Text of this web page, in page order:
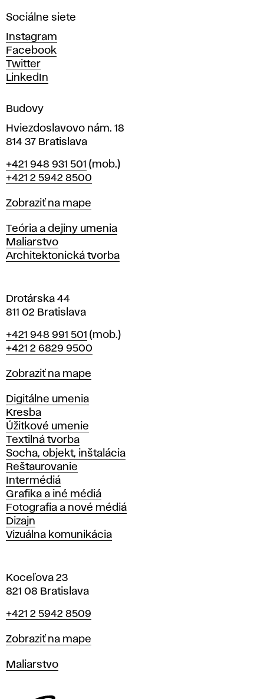
ý
c
h
u
m
e
í
v
r
a
i
l
a
v
Sociálne siete
Instagram
Facebook
Twitter
LinkedIn
Budovy
Hviezdoslavovo nám. 18
814 37 Bratislava
Telefón
+421 948 931 501 (mob.)
+421 2 5942 8500
Mapa
Zobraziť na mape
Katedry
Teória a dejiny umenia
Maliarstvo
Architektonická tvorba
Drotárska 44
811 02 Bratislava
Telefón
+421 948 991 501 (mob.)
+421 2 6829 9500
Mapa
Zobraziť na mape
Katedry
Digitálne umenia
Kresba
Úžitkové umenie
Textilná tvorba
Socha, objekt, inštalácia
Reštaurovanie
Intermédiá
Grafika a iné médiá
Fotografia a nové médiá
Dizajn
Vizuálna komunikácia
Koceľova 23
821 08 Bratislava
Telefón
+421 2 5942 8509
Mapa
Zobraziť na mape
Katedry
Maliarstvo